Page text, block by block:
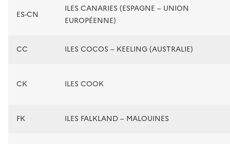
ES-CN
ILES CANARIES (ESPAGNE – UNION
EUROPÉENNE)
CC ILES COCOS – KEELING (AUSTRALIE)
CK ILES COOK
FK ILES FALKLAND – MALOUINES